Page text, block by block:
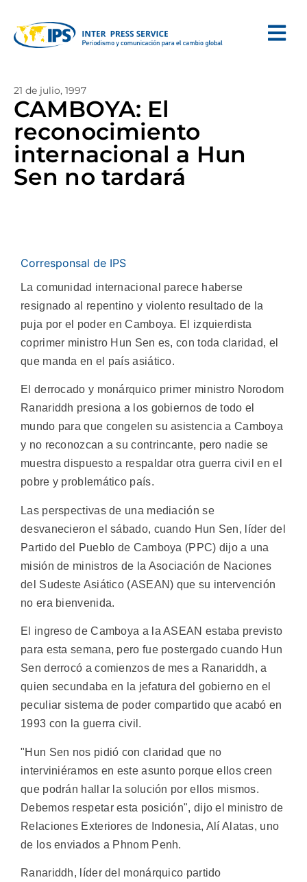
21 de julio, 1997
CAMBOYA: El
reconocimiento
internacional a Hun
Sen no tardará
Corresponsal de IPS
La comunidad internacional parece haberse
resignado al repentino y violento resultado de la
puja por el poder en Camboya. El izquierdista
coprimer ministro Hun Sen es, con toda claridad, el
que manda en el país asiático.
El derrocado y monárquico primer ministro Norodom
Ranariddh presiona a los gobiernos de todo el
mundo para que congelen su asistencia a Camboya
y no reconozcan a su contrincante, pero nadie se
muestra dispuesto a respaldar otra guerra civil en el
pobre y problemático país.
Las perspectivas de una mediación se
desvanecieron el sábado, cuando Hun Sen, líder del
Partido del Pueblo de Camboya (PPC) dijo a una
misión de ministros de la Asociación de Naciones
del Sudeste Asiático (ASEAN) que su intervención
no era bienvenida.
El ingreso de Camboya a la ASEAN estaba previsto
para esta semana, pero fue postergado cuando Hun
Sen derrocó a comienzos de mes a Ranariddh, a
quien secundaba en la jefatura del gobierno en el
peculiar sistema de poder compartido que acabó en
1993 con la guerra civil.
"Hun Sen nos pidió con claridad que no
interviniéramos en este asunto porque ellos creen
que podrán hallar la solución por ellos mismos.
Debemos respetar esta posición", dijo el ministro de
Relaciones Exteriores de Indonesia, Alí Alatas, uno
de los enviados a Phnom Penh.
Ranariddh, líder del monárquico partido